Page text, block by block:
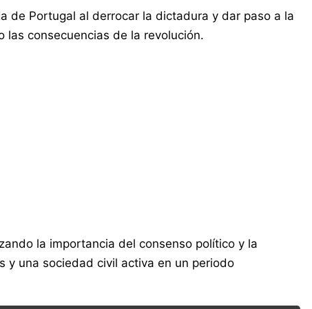
de Portugal al derrocar la dictadura y dar paso a la
consecuencias de la revolución.
la importancia del consenso político y la
y una sociedad civil activa en un periodo